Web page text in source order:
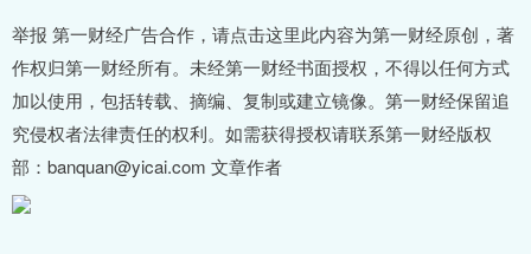
举报 第一财经广告合作，请点击这里此内容为第一财经原创，著
作权归第一财经所有。未经第一财经书面授权，不得以任何方式
加以使用，包括转载、摘编、复制或建立镜像。第一财经保留追
究侵权者法律责任的权利。如需获得授权请联系第一财经版权
部：banquan@yicai.com 文章作者